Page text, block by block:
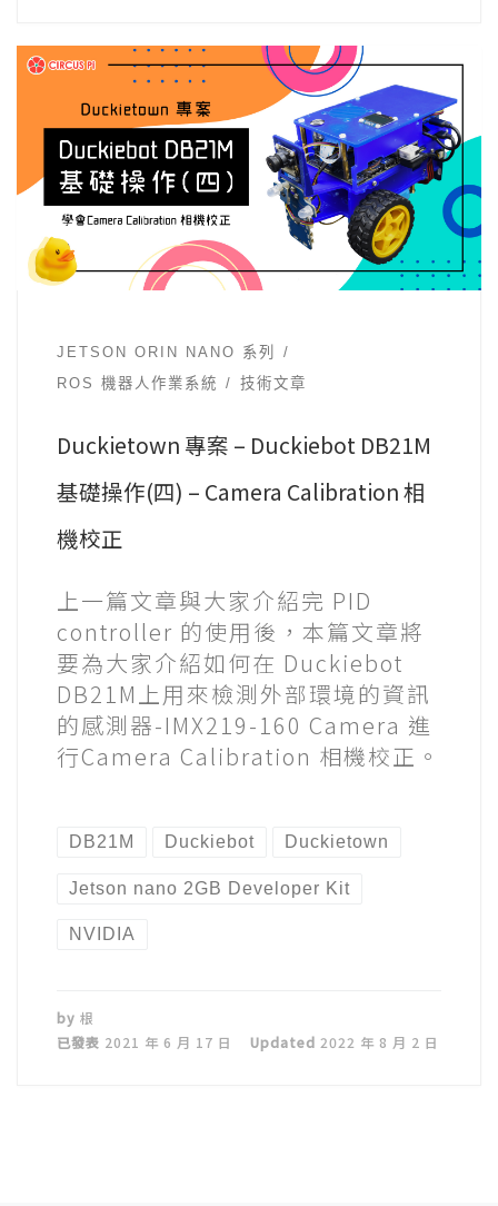
JETSON ORIN NANO 系列
ROS 機器人作業系統
技術文章
Duckietown 專案 – Duckiebot DB21M
基礎操作(四) – Camera Calibration 相
機校正
上一篇文章與大家介紹完 PID
controller 的使用後，本篇文章將
要為大家介紹如何在 Duckiebot
DB21M上用來檢測外部環境的資訊
的感測器-IMX219-160 Camera 進
行Camera Calibration 相機校正。
DB21M Duckiebot Duckietown
Jetson nano 2GB Developer Kit
NVIDIA
by 根
已發表 2021 年 6 月 17 日 Updated 2022 年 8 月 2 日